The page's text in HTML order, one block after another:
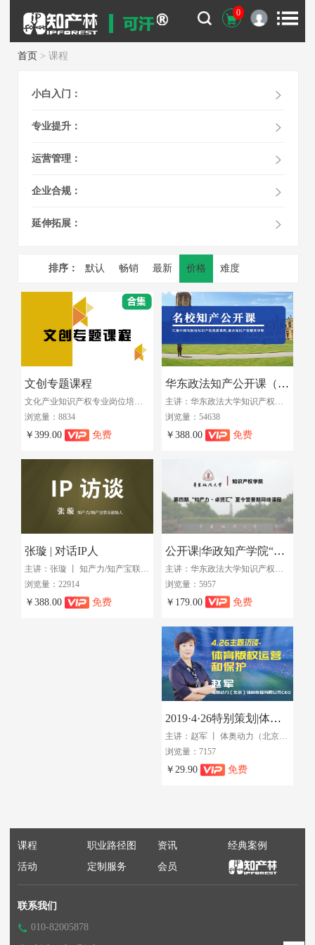
0
首页 > 课程
小白入门：
专业提升：
运营管理：
企业合规：
延伸拓展：
排序： 默认 畅销 最新 价格 难度
文创专题课程
文化产业知识产权专业岗位培训班（第三期课程）
浏览量：8834
￥399.00 免费
华东政法知产公开课（2018）
主讲：华东政法大学知识产权学院 丨 教授
浏览量：54638
￥388.00 免费
张璇 | 对话IP人
主讲：张璇 丨 知产力/知产宝联合创始人
浏览量：22914
￥388.00 免费
公开课|华政知产学院“知产力·卓贤汇”夏令营暑期网络课程（2019）
浏览量：5957
￥179.00 免费
2019·4·26特别策划|体奥动力赵军：体育产业人的IP 视角
主讲：赵军 丨 体奥动力（北京）体育传播有限公司CEO
浏览量：7157
￥29.90 免费
课程 职业路径图 资讯
经典案例
活动
定制服务 会员
联系我们
010-82005878